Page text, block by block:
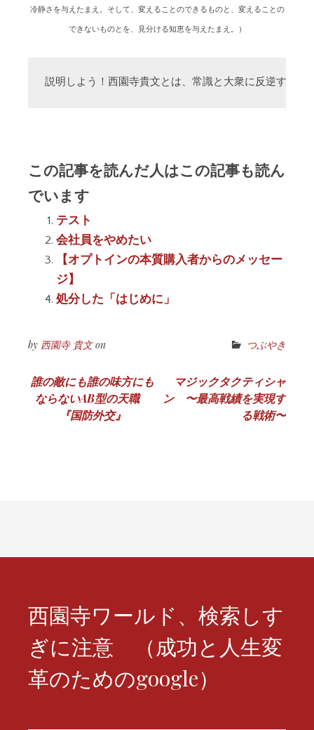
冷静さを与えたまえ。そして、変えることのできるものと、変えることの
できないものとを、見分ける知恵を与えたまえ。）
説明しよう！西園寺貴文とは、常識と大衆に反逆する
この記事を読んだ人はこの記事も読ん
でいます
テスト
会社員をやめたい
【オプトインの本質購入者からのメッセー
ジ】
処分した「はじめに」
by 西園寺 貴文on つぶやき
投
稿
ョ
誰の敵にも誰の味方にも
ならないAB型の天職
『国防外交』
マジックタクティシャ
ン 〜最高戦績を実現す
る戦術〜
西園寺ワールド、検索しす
ぎに注意 （成功と人生変
革のためのgoogle）